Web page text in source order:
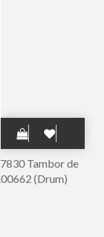
Tambor de
(Drum)